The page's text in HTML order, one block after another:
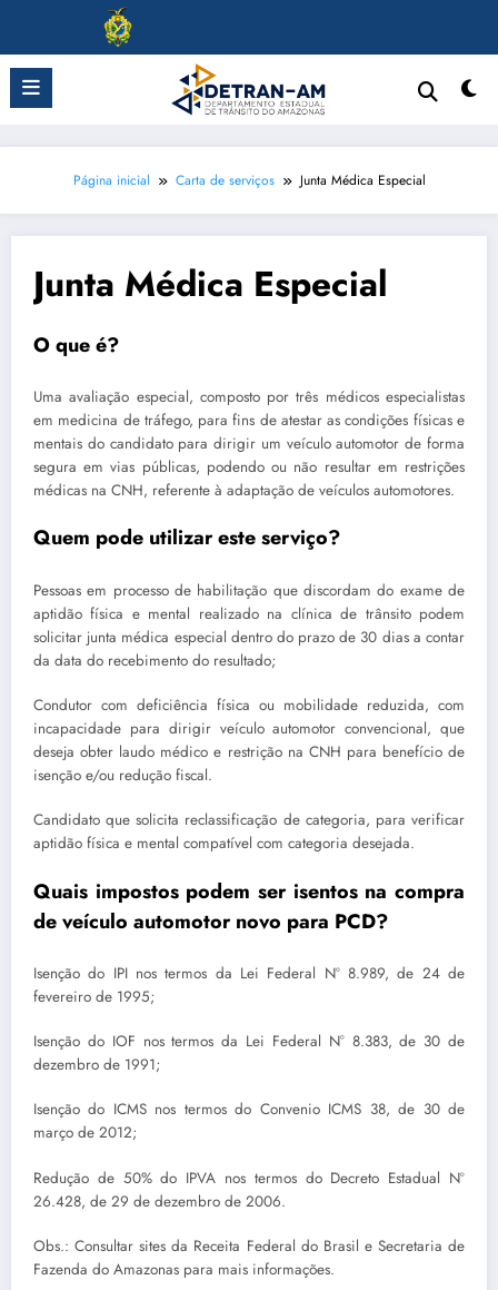
Pular
para
Página inicial Carta de serviços Junta Médica Especial
Junta Médica Especial
O que é?
Uma avaliação especial, composto por três médicos especialistas
em medicina de tráfego, para fins de atestar as condições físicas e
mentais do candidato para dirigir um veículo automotor de forma
segura em vias públicas, podendo ou não resultar em restrições
médicas na CNH, referente à adaptação de veículos automotores.
Quem pode utilizar este serviço?
Pessoas em processo de habilitação que discordam do exame de
aptidão física e mental realizado na clínica de trânsito podem
solicitar junta médica especial dentro do prazo de 30 dias a contar
da data do recebimento do resultado;
Condutor com deficiência física ou mobilidade reduzida, com
incapacidade para dirigir veículo automotor convencional, que
deseja obter laudo médico e restrição na CNH para benefício de
isenção e/ou redução fiscal.
Candidato que solicita reclassificação de categoria, para verificar
aptidão física e mental compatível com categoria desejada.
Quais impostos podem ser isentos na compra
de veículo automotor novo para PCD?
Isenção do IPI nos termos da Lei Federal Nº 8.989, de 24 de
fevereiro de 1995;
Isenção do IOF nos termos da Lei Federal N° 8.383, de 30 de
dezembro de 1991;
Isenção do ICMS nos termos do Convenio ICMS 38, de 30 de
março de 2012;
Redução de 50% do IPVA nos termos do Decreto Estadual Nº
26.428, de 29 de dezembro de 2006.
Obs.: Consultar sites da Receita Federal do Brasil e Secretaria de
Fazenda do Amazonas para mais informações.